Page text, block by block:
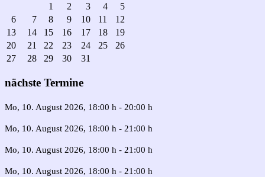
1
2 3 4
5
6
7 8 9 10 11
12
13
14 15 16 17 18
19
20
21 22 23 24 25
26
27
28 29 30 31
nächste Termine
Mo, 10. August 2026, 18:00 h - 20:00 h
Mo, 10. August 2026, 18:00 h - 21:00 h
Mo, 10. August 2026, 18:00 h - 21:00 h
Mo, 10. August 2026, 18:00 h - 21:00 h